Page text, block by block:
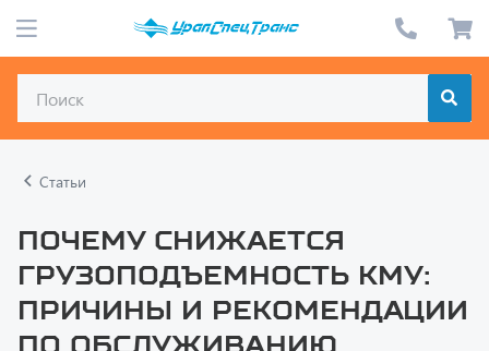
Почему снижается
грузоподъемность КМУ:
причины и рекомендации
по обслуживанию